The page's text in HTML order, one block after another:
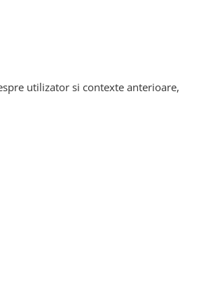
utilizator si contexte anterioare,